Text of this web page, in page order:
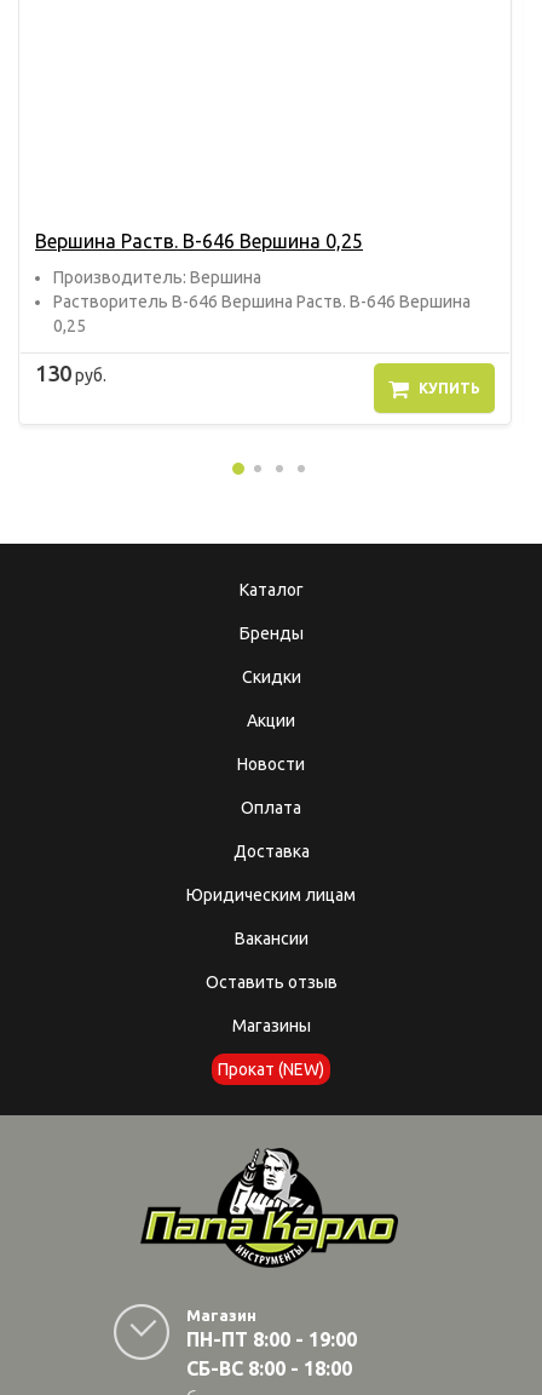
Вершина Раств. В-646 Вершина 0,25
Прoизвoдитель: Вершина
Растворитель В-646 Вершина Раств. В-646 Вершина
0,25
130руб.
КУПИТЬ
Каталог
Бренды
Скидки
Акции
Новости
Оплата
Доставка
Юридическим лицам
Вакансии
Оставить отзыв
Магазины
Прокат (NEW)
Магазин
ПН-ПТ 8:00 - 19:00
СБ-ВС 8:00 - 18:00